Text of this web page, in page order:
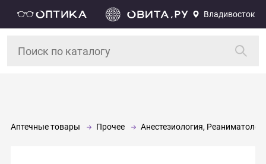
Владивосток
Аптечные товары Прочее Анестезиология,